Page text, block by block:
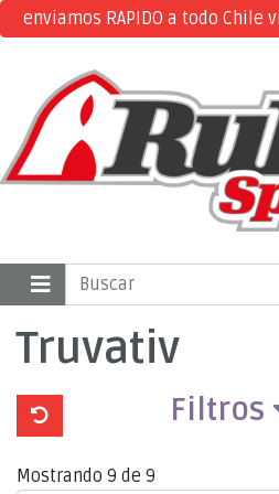
enviamos RAPIDO a todo Chile
Truvativ
Filtros
Mostrando 9 de 9